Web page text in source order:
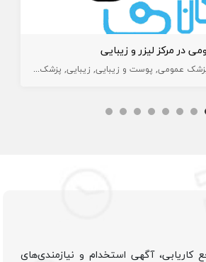
در مرکز لیزر و زیبایی
عمومی پوست و زیبایی زیبایی پزشک عمومی پوست
کاریابی، آگهی استخدام و نیازمندی‌های